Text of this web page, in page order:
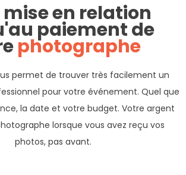
mise en relation
paiement de
photographe
permet de trouver très facilement un
pour votre événement. Quel que
la date et votre budget. Votre argent
lorsque vous avez reçu vos
photos, pas avant.